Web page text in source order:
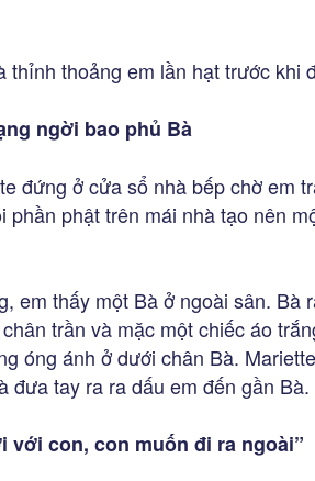
thỉnh thoảng em lần hạt trước khi
ngời bao phủ Bà
đứng ở cửa sổ nhà bếp chờ em
phật trên mái nhà tạo nên
em thấy một Bà ở ngoài sân. Bà
trần và mặc một chiếc áo
óng ánh ở dưới chân Bà.
đưa tay ra ra dấu em đến gần Bà.
với con, con muốn đi ra ngoài”